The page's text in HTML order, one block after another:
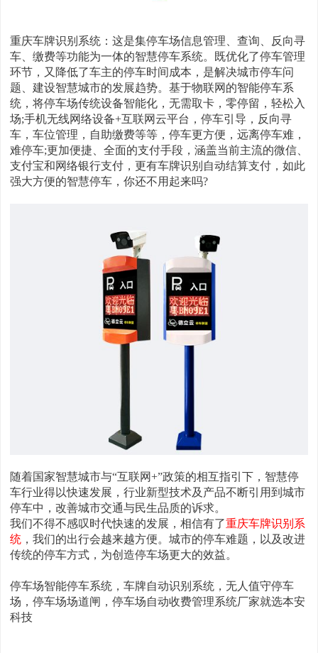
重庆车牌识别系统：这是集停车场信息管理、查询、反向寻
车、缴费等功能为一体的智慧停车系统。既优化了停车管理
环节，又降低了车主的停车时间成本，是解决城市停车问
题、建设智慧城市的发展趋势。基于物联网的智能停车系
统，将停车场传统设备智能化，无需取卡，零停留，轻松入
场;手机无线网络设备+互联网云平台，停车引导，反向寻
车，车位管理，自助缴费等等，停车更方便，远离停车难，
难停车;更加便捷、全面的支付手段，涵盖当前主流的微信、
支付宝和网络银行支付，更有车牌识别自动结算支付，如此
强大方便的智慧停车，你还不用起来吗?
随着国家智慧城市与“互联网+”政策的相互指引下，智慧停
车行业得以快速发展，行业新型技术及产品不断引用到城市
停车中，改善城市交通与民生品质的诉求。
我们不得不感叹时代快速的发展，相信有了重庆车牌识别系
统 ，我们的出行会越来越方便。城市的停车难题，以及改进
传统的停车方式，为创造停车场更大的效益。
停车场智能停车系统，车牌自动识别系统，无人值守停车
场，停车场场道闸，停车场自动收费管理系统厂家就选本安
科技